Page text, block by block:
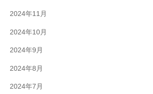
2024年11月
2024年10月
2024年9月
2024年8月
2024年7月